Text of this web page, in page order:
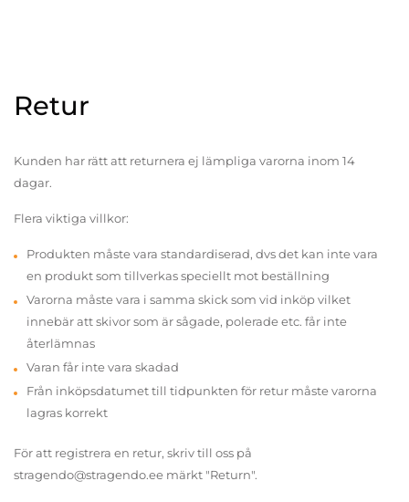
Retur
Kunden har rätt att returnera ej lämpliga varorna inom 14
dagar.
Flera viktiga villkor:
Produkten måste vara standardiserad, dvs det kan inte vara
en produkt som tillverkas speciellt mot beställning
Varorna måste vara i samma skick som vid inköp vilket
innebär att skivor som är sågade, polerade etc. får inte
återlämnas
Varan får inte vara skadad
Från inköpsdatumet till tidpunkten för retur måste varorna
lagras korrekt
För att registrera en retur, skriv till oss på
stragendo@stragendo.ee märkt "Return".